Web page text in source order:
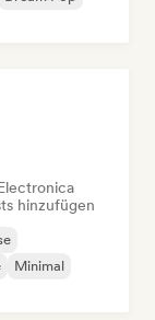
hinzufügen
Minimal